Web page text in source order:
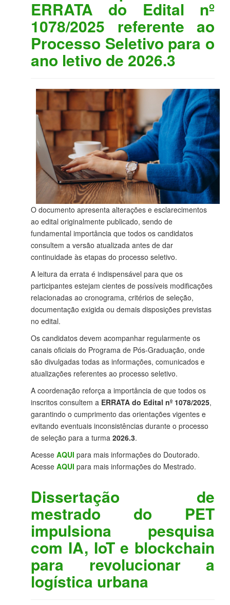
ERRATA do Edital nº
1078/2025 referente ao
Processo Seletivo para o
ano letivo de 2026.3
O documento apresenta alterações e esclarecimentos
ao edital originalmente publicado, sendo de
fundamental importância que todos os candidatos
consultem a versão atualizada antes de dar
continuidade às etapas do processo seletivo.
A leitura da errata é indispensável para que os
participantes estejam cientes de possíveis modificações
relacionadas ao cronograma, critérios de seleção,
documentação exigida ou demais disposições previstas
no edital.
Os candidatos devem acompanhar regularmente os
canais oficiais do Programa de Pós-Graduação, onde
são divulgadas todas as informações, comunicados e
atualizações referentes ao processo seletivo.
A coordenação reforça a importância de que todos os
inscritos consultem a ERRATA do Edital nº 1078/2025,
garantindo o cumprimento das orientações vigentes e
evitando eventuais inconsistências durante o processo
de seleção para a turma 2026.3.
Acesse AQUI para mais informações do Doutorado.
Acesse AQUI para mais informações do Mestrado.
Dissertação de
mestrado do PET
impulsiona pesquisa
com IA, IoT e blockchain
para revolucionar a
logística urbana